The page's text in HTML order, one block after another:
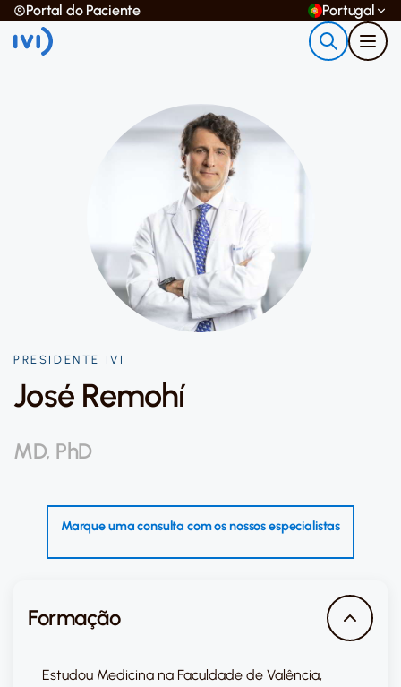
Portal do Paciente Portugal
PRESIDENTE IVI
José Remohí
MD, PhD
Marque uma consulta com os nossos especialistas
Formação
Estudou Medicina na Faculdade de Valência,